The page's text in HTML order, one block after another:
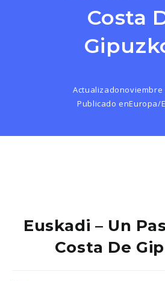
Costa
Actualizadonoviembre
Publicado enEuropa/
Euskadi – Un
Costa De